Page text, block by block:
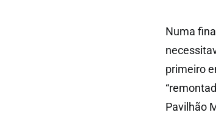
Numa
primeiro
Pavilhão